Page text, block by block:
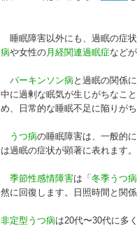
睡眠障害以外にも、過眠の症
病や女性の月経関連過眠症など
パーキンソン病 と過眠の関係
中に過剰な眠気が生じがちなこ
め、日常的な睡眠不足に陥りが
うつ病の睡眠障害は、一般的
は過眠の症状が顕著に表れます。
季節性感情障害は「 冬季うつ病
然に回復します。日照時間と関
非定型うつ病は20代〜30代に多